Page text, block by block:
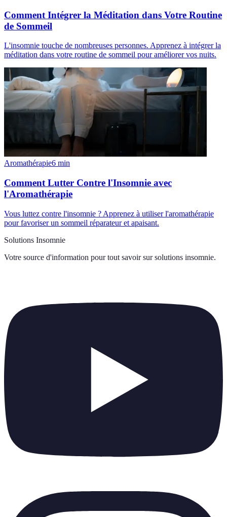
Comment Intégrer la Méditation dans Votre Routine
de Sommeil
L'insomnie touche de nombreuses personnes. Apprenez à intégrer la
méditation dans votre routine de sommeil pour améliorer vos nuits.
Aromathérapie6 min
Comment Lutter Contre l'Insomnie avec
l'Aromathérapie
Vous luttez contre l'insomnie ? Apprenez à utiliser l'aromathérapie
pour favoriser un sommeil réparateur et apaisant.
Solutions Insomnie
Votre source d'information pour tout savoir sur solutions insomnie.